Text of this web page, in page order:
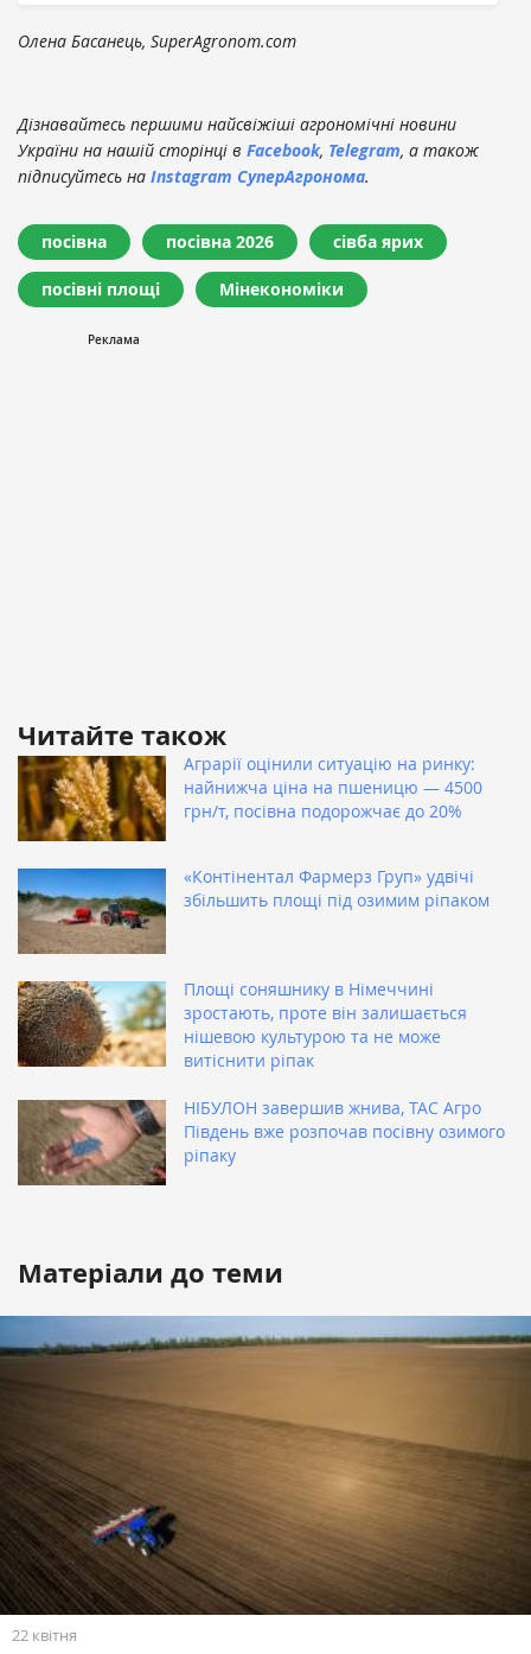
Олена Басанець, SuperAgronom.com
Дізнавайтесь першими найсвіжіші агрономічні новини
України на нашій сторінці в Facebook, Telegram, а також
підписуйтесь на Instagram СуперАгронома.
посівна посівна 2026 сівба ярих
посівні площі Мінекономіки
Читайте також
Аграрії оцінили ситуацію на ринку:
найнижча ціна на пшеницю — 4500
грн/т, посівна подорожчає до 20%
«Контінентал Фармерз Груп» удвічі
збільшить площі під озимим ріпаком
Площі соняшнику в Німеччині
зростають, проте він залишається
нішевою культурою та не може
витіснити ріпак
НІБУЛОН завершив жнива, ТАС Агро
Південь вже розпочав посівну озимого
ріпаку
Матеріали до теми
22 квітня